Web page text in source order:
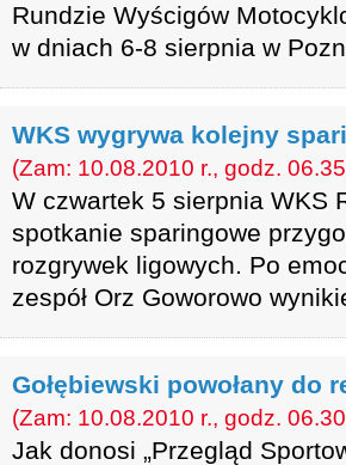
Rundzie Wyścigów
w dniach 6-8 sierpnia w
WKS wygrywa kolejny
(Zam: 10.08.2010 r., godz.
W czwartek 5 sierpnia WKS
spotkanie sparingowe
rozgrywek ligowych. Po
zespół Orz Goworowo
Gołębiewski powołany do
(Zam: 10.08.2010 r., godz.
Jak donosi „Przegląd